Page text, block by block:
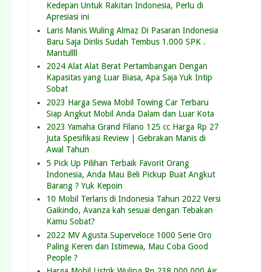
Kedepan Untuk Rakitan Indonesia, Perlu di
Apresiasi ini
Laris Manis Wuling Almaz Di Pasaran Indonesia
Baru Saja Dirilis Sudah Tembus 1.000 SPK .
Mantullll
2024 Alat Alat Berat Pertambangan Dengan
Kapasitas yang Luar Biasa, Apa Saja Yuk Intip
Sobat
2023 Harga Sewa Mobil Towing Car Terbaru
Siap Angkut Mobil Anda Dalam dan Luar Kota
2023 Yamaha Grand Filano 125 cc Harga Rp 27
Juta Spesifikasi Review | Gebrakan Manis di
Awal Tahun
5 Pick Up Pilihan Terbaik Favorit Orang
Indonesia, Anda Mau Beli Pickup Buat Angkut
Barang ? Yuk Kepoin
10 Mobil Terlaris di Indonesia Tahun 2022 Versi
Gaikindo, Avanza kah sesuai dengan Tebakan
Kamu Sobat?
2022 MV Agusta Superveloce 1000 Serie Oro
Paling Keren dan Istimewa, Mau Coba Good
People ?